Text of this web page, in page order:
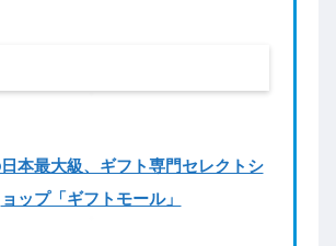
本最大級、ギフト専門セレクトシ
ョップ「ギフトモール」